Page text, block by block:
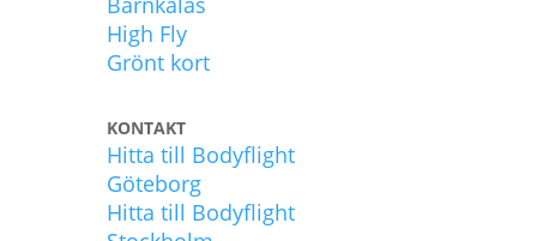
High Fly
Grönt kort
KONTAKT
Hitta till Bodyflight
Göteborg
Hitta till Bodyflight